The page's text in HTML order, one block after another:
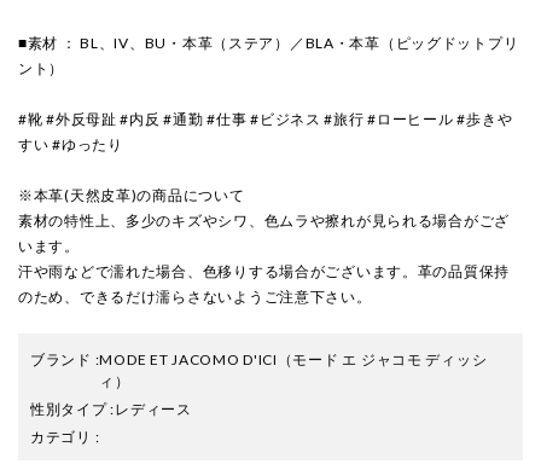
■素材 ： BL、IV、BU・本革（ステア）／BLA・本革（ピッグドットプリ
ント）
#靴 #外反母趾 #内反 #通勤 #仕事 #ビジネス #旅行 #ローヒール #歩きや
すい #ゆったり
※本革(天然皮革)の商品について
素材の特性上、多少のキズやシワ、色ムラや擦れが見られる場合がござ
います。
汗や雨などで濡れた場合、色移りする場合がございます。革の品質保持
のため、できるだけ濡らさないようご注意下さい。
ブランド :MODE ET JACOMO D'ICI （モード エ ジャコモ ディッシ
ィ）
性別タイプ:レディース
カテゴリ :